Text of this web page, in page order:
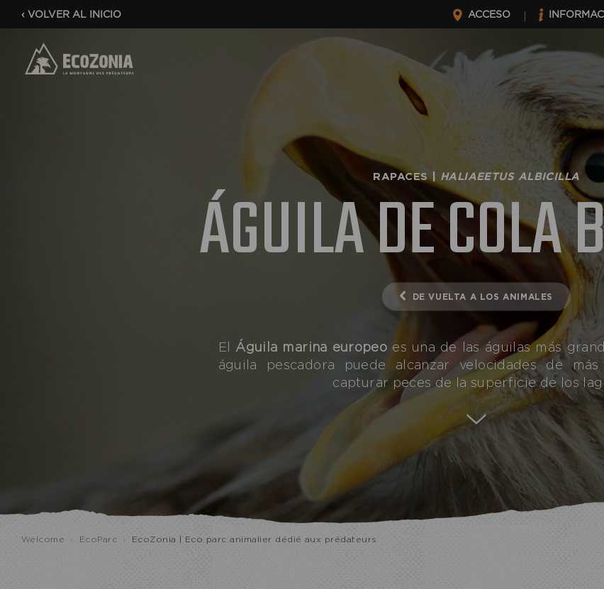
‹ VOLVER AL INICIO ACCESO
RAPACES | HALIAEETUS ALBICILLA
ÁGUILA DE COLA
DE VUELTA A LOS ANIMALES
El Águila marina europeo es una de las águilas más
águila pescadora puede alcanzar velocidades de
capturar peces de la superficie de los
Welcome › EcoParc › EcoZonia | Eco parc animalier dédié aux prédateurs